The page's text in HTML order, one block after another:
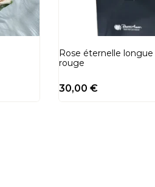
Rose éternelle
rouge
30,00 €